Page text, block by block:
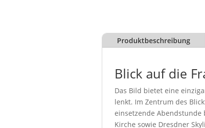
Produktbeschreibung
Blick auf die
Das Bild bietet eine
lenkt. Im Zentrum des
einsetzende
Kirche sowie Dresdner